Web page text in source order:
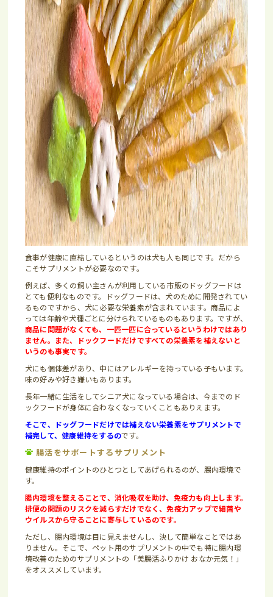
食事が健康に直結しているというのは犬も人も同じです。だから
こそサプリメントが必要なのです。
例えば、多くの飼い主さんが利用している市販のドッグフードは
とても便利なものです。ドッグフードは、犬のために開発されてい
るものですから、犬に必要な栄養素が含まれています。商品によ
っては年齢や犬種ごとに分けられているものもあります。ですが、
商品に問題がなくても、一匹一匹に合っているというわけではあり
ません。また、ドックフードだけですべての栄養素を補えないと
いうのも事実です。
犬にも個体差があり、中にはアレルギーを持っている子もいます。
味の好みや好き嫌いもあります。
長年一緒に生活をしてシニア犬になっている場合は、今までのド
ックフードが身体に合わなくなっていくこともありえます。
そこで、ドッグフードだけでは補えない栄養素をサプリメントで
補完して、健康維持をするのです。
腸活をサポートするサプリメント
健康維持のポイントのひとつとしてあげられるのが、腸内環境で
す。
腸内環境を整えることで、消化吸収を助け、 免疫力も向上します。
排便の問題のリスクを減らすだけでなく、免疫力アップで細菌や
ウイルスから守ることに寄与しているのです。
ただし、腸内環境は目に見えませんし、決して簡単なことではあ
りません。そこで、ペット用のサプリメントの中でも特に腸内環
境改善のためのサプリメントの「美腸活ふりかけ おなか元気！」
をオススメしています。